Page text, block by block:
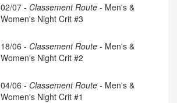
02/07 - Classement Route - Men's &
Women's Night Crit #3
18/06 - Classement Route - Men's &
Women's Night Crit #2
04/06 - Classement Route - Men's &
Women's Night Crit #1